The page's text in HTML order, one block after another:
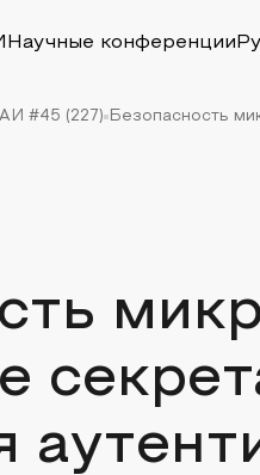
Научные конференции
#45 (227) Безопасность